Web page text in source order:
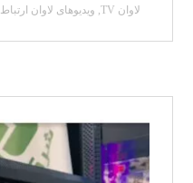
لاوان TV , ویدیوهای لاوان ارتباط